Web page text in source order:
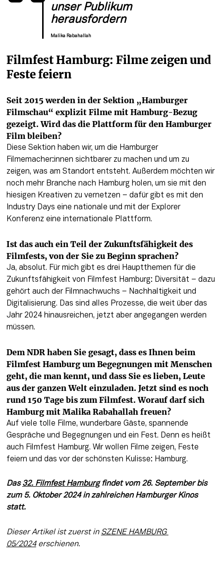
unser Publikum
herausfordern
Malika Rabahallah
Filmfest Hamburg: Filme zeigen und
Feste feiern
Seit 2015 werden in der Sektion „Hamburger
Filmschau“ explizit Filme mit Hamburg-Bezug
gezeigt. Wird das die Plattform für den Hamburger
Film bleiben?
Diese Sektion haben wir, um die Hamburger
Filmemacher:innen sichtbarer zu machen und um zu
zeigen, was am Standort entsteht. Außerdem möchten wir
noch mehr Branche nach Hamburg holen, um sie mit den
hiesigen Kreativen zu vernetzen – dafür gibt es mit den
Industry Days eine nationale und mit der Explorer
Konferenz eine internationale Plattform.
Ist das auch ein Teil der Zukunftsfähigkeit des
Filmfests, von der Sie zu Beginn sprachen?
Ja, absolut. Für mich gibt es drei Hauptthemen für die
Zukunftsfähigkeit von Filmfest Hamburg: Diversität – dazu
gehört auch der Filmnachwuchs – Nachhaltigkeit und
Digitalisierung. Das sind alles Prozesse, die weit über das
Jahr 2024 hinausreichen, jetzt aber angegangen werden
müssen.
Dem NDR haben Sie gesagt, dass es Ihnen beim
Filmfest Hamburg um Begegnungen mit Menschen
geht, die man kennt, und dass Sie es lieben, Leute
aus der ganzen Welt einzuladen. Jetzt sind es noch
rund 150 Tage bis zum Filmfest. Worauf darf sich
Hamburg mit Malika Rabahallah freuen?
Auf viele tolle Filme, wunderbare Gäste, spannende
Gespräche und Begegnungen und ein Fest. Denn es heißt
auch Filmfest Hamburg. Wir wollen Filme zeigen, Feste
feiern und das vor der schönsten Kulisse: Hamburg.
Das 32. Filmfest Hamburg findet vom 26. September bis
zum 5. Oktober 2024 in zahlreichen Hamburger Kinos
statt.
Dieser Artikel ist zuerst in SZENE HAMBURG
05/2024 erschienen.